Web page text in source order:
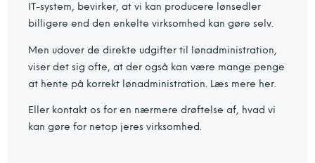
IT-system, bevirker, at vi kan producere lønsedler
billigere end den enkelte virksomhed kan gøre selv.
Men udover de direkte udgifter til lønadministration,
viser det sig ofte, at der også kan være mange penge
at hente på korrekt lønadministration. Læs mere her.
Eller kontakt os for en nærmere drøftelse af, hvad vi
kan gøre for netop jeres virksomhed.